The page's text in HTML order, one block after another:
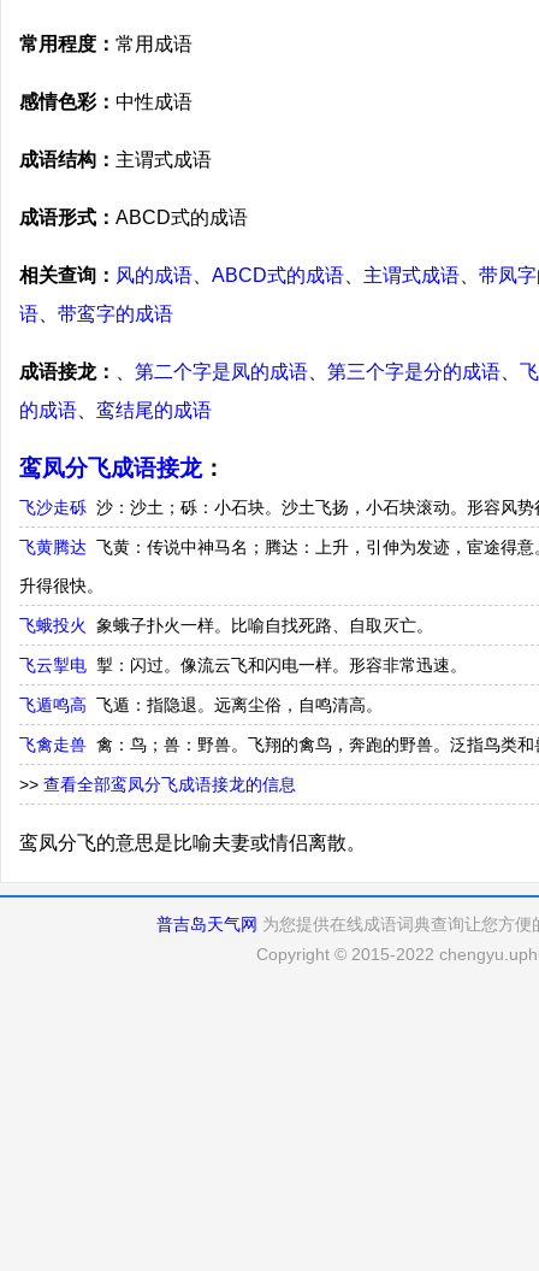
常用程度： 常用成语
感情色彩： 中性成语
成语结构： 主谓式成语
成语形式： ABCD式的成语
相关查询： 风的成语 ABCD式的成语 主谓式成语
带凤
语
带鸾字的成语
成语接龙： 第二个字是凤的成语 第三个字是分的成语
的成语
鸾结尾的成语
鸾凤分飞成语接龙：
飞沙走砾 沙：沙土；砾：小石块。沙土飞扬，小石块滚动。形容风势
飞黄腾达 飞黄：传说中神马名；腾达：上升，引伸为发迹，宦途得
升得很快。
飞蛾投火 象蛾子扑火一样。比喻自找死路、自取灭亡。
飞云掣电 掣：闪过。像流云飞和闪电一样。形容非常迅速。
飞遁鸣高 飞遁：指隐退。远离尘俗，自鸣清高。
飞禽走兽 禽：鸟；兽：野兽。飞翔的禽鸟，奔跑的野兽。泛指鸟类和
>> 查看全部鸾凤分飞成语接龙的信息
鸾凤分飞的意思是比喻夫妻或情侣离散。
普吉岛天气网 为您提供在线成语词典查询让您方
Copyright © 2015-2022